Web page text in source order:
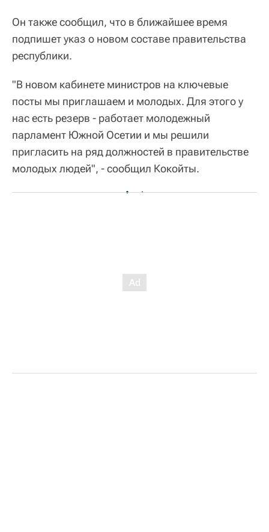
Он также сообщил, что в ближайшее время
подпишет указ о новом составе правительства
республики.
"В новом кабинете министров на ключевые
посты мы приглашаем и молодых. Для этого у
нас есть резерв - работает молодежный
парламент Южной Осетии и мы решили
пригласить на ряд должностей в правительстве
молодых людей", - сообщил Кокойты.